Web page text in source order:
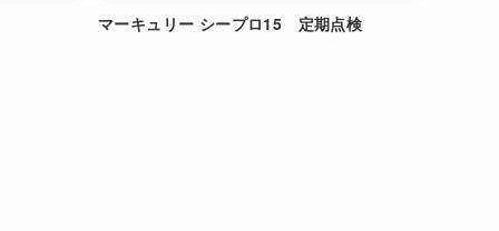
マーキュリー シープロ15 定期点検